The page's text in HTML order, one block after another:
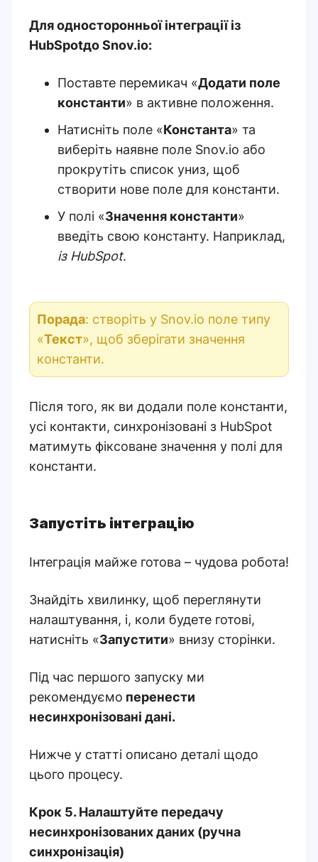
Для односторонньої інтеграції із
HubSpotдо Snov.io:
Поставте перемикач «Додати поле
константи» в активне положення.
Натисніть поле «Константа» та
виберіть наявне поле Snov.io або
прокрутіть список униз, щоб
створити нове поле для константи.
У полі «Значення константи»
введіть свою константу. Наприклад,
із HubSpot.
Порада: створіть у Snov.io поле типу
«Текст», щоб зберігати значення
константи.
Після того, як ви додали поле константи,
усі контакти, синхронізовані з HubSpot
матимуть фіксоване значення у полі для
константи.
Запустіть інтеграцію
Інтеграція майже готова – чудова робота!
Знайдіть хвилинку, щоб переглянути
налаштування, і, коли будете готові,
натисніть «Запустити» внизу сторінки.
Під час першого запуску ми
рекомендуємо перенести
несинхронізовані дані.
Нижче у статті описано деталі щодо
цього процесу.
Крок 5. Налаштуйте передачу
несинхронізованих даних (ручна
синхронізація)